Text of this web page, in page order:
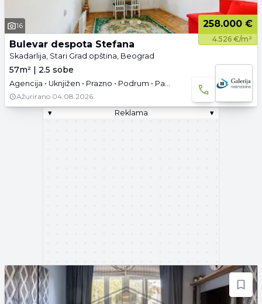
16 258.000 €
4.526 €/m²
Bulevar despota Stefana
Skadarlija, Stari Grad opština, Beograd
57m² | 2.5 sobe
Agencija • Uknjižen • Prazno • Podrum • Parking
Ažurirano 04.08.2026.
▾
Reklama ▾